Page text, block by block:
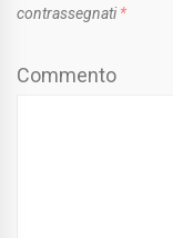
contrassegnati *
Commento